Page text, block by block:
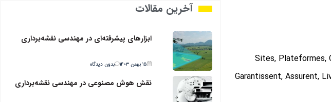
Sites, Plateformes,
Garantissent, Assurent,
آخرین مقالات
ابزارهای پیشرفته‌ای در مهندسی نقشه‌برداری
۱۵ بهمن ۱۴۰۳ بدون دیدگاه
نقش هوش مصنوعی در مهندسی نقشه‌برداری